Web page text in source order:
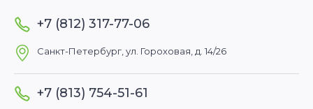
+7 (812) 317-77-06
Санкт-Петербург, ул. Гороховая, д. 14/26
+7 (813) 754-51-61